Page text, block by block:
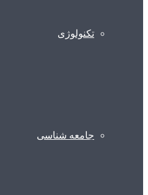
تکنولوژی
جامعه شناسی